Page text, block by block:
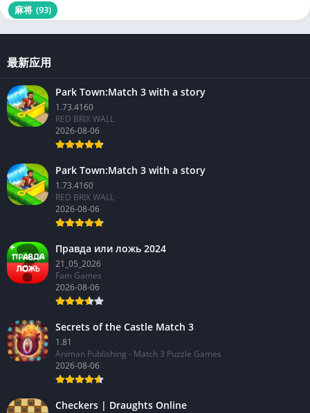
麻将 (93)
最新应用
Park Town:Match 3 with a story
1.73.4160
RED BRIX WALL
2026-08-06
Park Town:Match 3 with a story
1.73.4160
RED BRIX WALL
2026-08-06
Правда или ложь 2024
21_05_2026
Fam Games
2026-08-06
Secrets of the Castle Match 3
1.81
Animan Publishing - Match 3 Puzzle Games
2026-08-06
Checkers | Draughts Online